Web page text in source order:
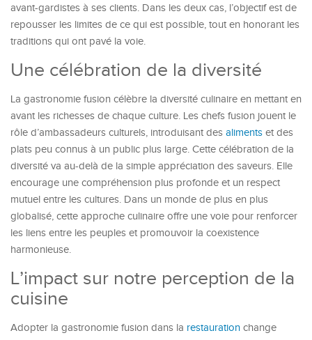
avant-gardistes à ses clients. Dans les deux cas, l’objectif est de
repousser les limites de ce qui est possible, tout en honorant les
traditions qui ont pavé la voie.
Une célébration de la diversité
La gastronomie fusion célèbre la diversité culinaire en mettant en
avant les richesses de chaque culture. Les chefs fusion jouent le
rôle d’ambassadeurs culturels, introduisant des aliments et des
plats peu connus à un public plus large. Cette célébration de la
diversité va au-delà de la simple appréciation des saveurs. Elle
encourage une compréhension plus profonde et un respect
mutuel entre les cultures. Dans un monde de plus en plus
globalisé, cette approche culinaire offre une voie pour renforcer
les liens entre les peuples et promouvoir la coexistence
harmonieuse.
L’impact sur notre perception de la
cuisine
Adopter la gastronomie fusion dans la restauration change